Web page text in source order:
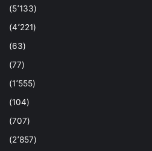
(5٬133)
(4٬221)
(63)
(77)
(1٬555)
(104)
(707)
(2٬857)